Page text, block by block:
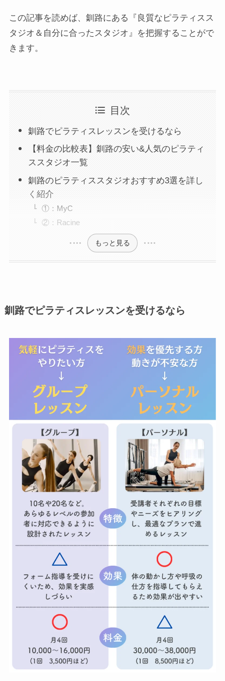
この記事を読めば、釧路にある『良質なピラティスス
タジオ＆自分に合ったスタジオ』を把握することがで
きます。
目次
釧路でピラティスレッスンを受けるなら
【料金の比較表】釧路の安い&人気のピラティ
ススタジオ一覧
釧路のピラティススタジオおすすめ3選を詳し
く紹介
①：MyC
②：Racine
もっと見る
釧路でピラティスレッスンを受けるなら